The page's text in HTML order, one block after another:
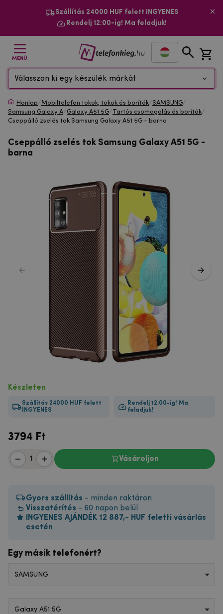
Szállítás 24000 HUF felett INGYENES
Rendelj 12:00-ig! Ma feladjuk!
MENÜ
Válasszon ki egy készülék márkát
Honlap/Mobiltelefon tokok, tokok és borítók/SAMSUNG/
Samsung Galaxy A/Galaxy A51 5G/Tartós csomagolás és borítók/
Cseppálló zselés tok Samsung Galaxy A51 5G - barna
Cseppálló zselés tok Samsung Galaxy A51 5G -
barna
Készleten
Szállítás 24000 HUF felett
INGYENES
Rendelj 12:00-ig! Ma
feladjuk!
3794 Ft
Vásároljon
Gyors szállítás - minden raktáron
Visszatérítés - 60 napon belül
INGYENES AJÁNDÉK 12 887,- HUF feletti vásárlás
esetén
Egy másik telefonért?
SAMSUNG
Galaxy A51 5G